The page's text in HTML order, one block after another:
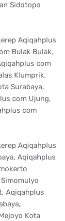
Sidotopo
Aqiqahplus
Bulak Bulak,
com
Klumprik,
Surabaya,
com Ujung,
com
Aqiqahplus
Aqiqahplus
Aqiqahplus
Kota